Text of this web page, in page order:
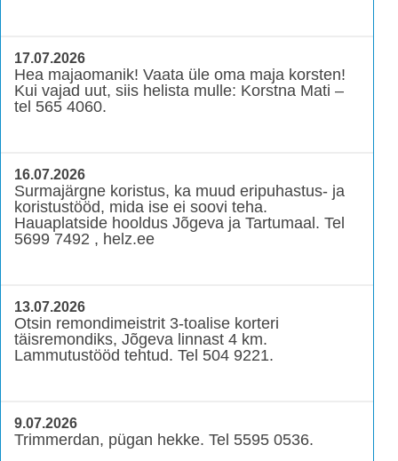
17.07.2026
Hea majaomanik! Vaata üle oma maja korsten!
Kui vajad uut, siis helista mulle: Korstna Mati –
tel 565 4060.
16.07.2026
Surmajärgne koristus, ka muud eripuhastus- ja
koristustööd, mida ise ei soovi teha.
Hauaplatside hooldus Jõgeva ja Tartumaal. Tel
5699 7492 , helz.ee
13.07.2026
Otsin remondimeistrit 3-toalise korteri
täisremondiks, Jõgeva linnast 4 km.
Lammutustööd tehtud. Tel 504 9221.
9.07.2026
Trimmerdan, pügan hekke. Tel 5595 0536.